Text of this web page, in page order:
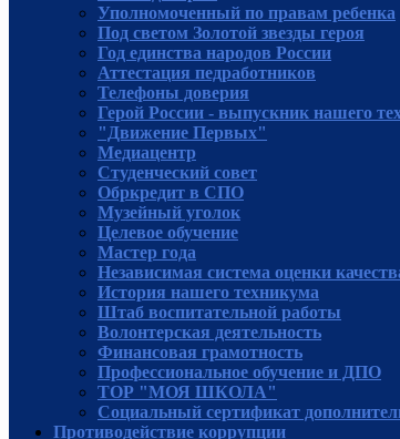
Уполномоченный по правам ребенка
Под светом Золотой звезды героя
Год единства народов России
Аттестация педработников
Телефоны доверия
Герой России - выпускник нашего
"Движение Первых"
Медиацентр
Студенческий совет
Обркредит в СПО
Музейный уголок
Целевое обучение
Мастер года
Независимая система оценки
История нашего техникума
Штаб воспитательной работы
Волонтерская деятельность
Финансовая грамотность
Профессиональное обучение и ДПО
ТОР "МОЯ ШКОЛА"
Социальный сертификат
Противодействие коррупции